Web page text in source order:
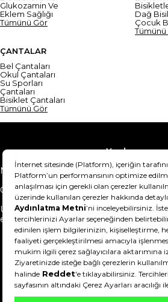
Glukozamin Ve
Eklem Sağlığı
Tümünü Gör
Dağ
Çocuk
Tümünü
ÇANTALAR
Bel Çantaları
Okul Çantaları
Su Sporları
Çantaları
Bisiklet Çantaları
Tümünü Gör
Yardım
Mesafeli Satış Sözleşmesi
Teslimat
Gizlilik Sözleşmesi
Şartlar &
Ürünümü nasıl iade
edebilirim?
DeFactoFIT ©️ 2022-2026. Tüm